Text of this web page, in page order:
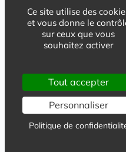
produits... Toute
A lire aussi
Consultation
dessiner
Ce site utilise des
et vous donne le
sur ceux que vous
souhaitez activer
Tout accepter
Personnaliser
Politique de